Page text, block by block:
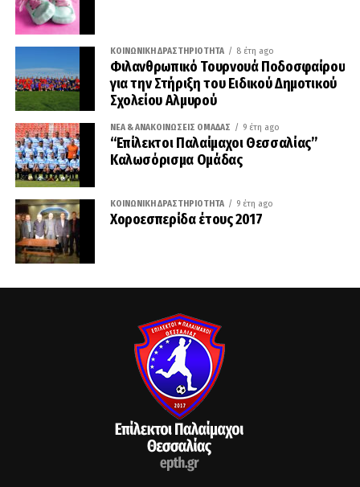
ΚΟΙΝΩΝΙΚΉ ΔΡΑΣΤΗΡΙΌΤΗΤΑ 8 έτη ago
Φιλανθρωπικό Τουρνουά Ποδοσφαίρου
για την Στήριξη του Ειδικού Δημοτικού
Σχολείου Αλμυρού
ΝΈΑ & ΑΝΑΚΟΙΝΏΣΕΙΣ ΟΜΆΔΑΣ 9 έτη ago
“Επίλεκτοι Παλαίμαχοι Θεσσαλίας”
Καλωσόρισμα Ομάδας
ΚΟΙΝΩΝΙΚΉ ΔΡΑΣΤΗΡΙΌΤΗΤΑ 9 έτη ago
Χοροεσπερίδα έτους 2017